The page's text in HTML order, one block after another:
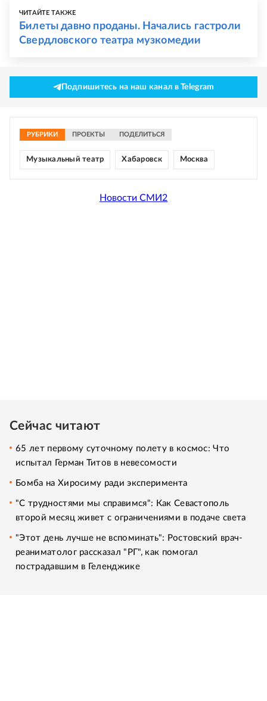
ЧИТАЙТЕ ТАКЖЕ
Билеты давно проданы. Начались гастроли
Свердловского театра музкомедии
Подпишитесь на наш канал в Telegram
РУБРИКИ ПРОЕКТЫ ПОДЕЛИТЬСЯ
Музыкальный театр Хабаровск Москва
Новости СМИ2
Сейчас читают
65 лет первому суточному полету в космос: Что
испытал Герман Титов в невесомости
Бомба на Хиросиму ради эксперимента
"С трудностями мы справимся": Как Севастополь
второй месяц живет с ограничениями в подаче света
"Этот день лучше не вспоминать": Ростовский врач-
реаниматолог рассказал "РГ", как помогал
пострадавшим в Геленджике